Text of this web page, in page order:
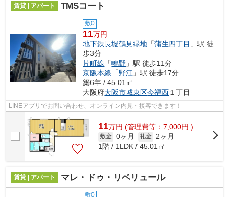
賃貸 | アパート TMSコート
敷0
11万円
地下鉄長堀鶴見緑地 「蒲生四丁目 」駅 徒
歩3分
片町線 「鴫野 」駅 徒歩11分
京阪本線 「野江 」駅 徒歩17分
築6年 / 45.01㎡
大阪府大阪市城東区今福西 １丁目
LINEアプリでお問い合わせ、オンライン内見・接客できます！
11万円 (管理費等：7,000円 )
敷金 0ヶ月 礼金 2ヶ月
1階 / 1LDK / 45.01㎡
賃貸 | アパート マレ・ドゥ・リベリュール
敷0